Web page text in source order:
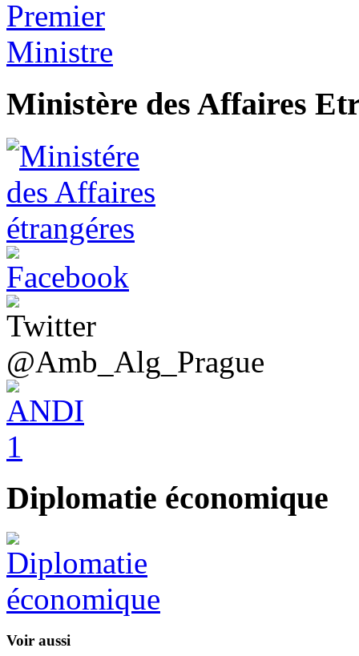
Ministère des Affaires
@Amb_Alg_Prague
Diplomatie économique
Voir aussi